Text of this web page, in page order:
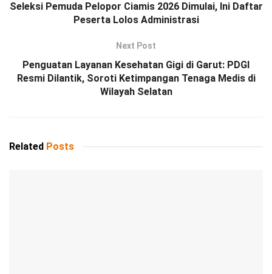
Seleksi Pemuda Pelopor Ciamis 2026 Dimulai, Ini Daftar
Peserta Lolos Administrasi
Next Post
Penguatan Layanan Kesehatan Gigi di Garut: PDGI
Resmi Dilantik, Soroti Ketimpangan Tenaga Medis di
Wilayah Selatan
Related Posts